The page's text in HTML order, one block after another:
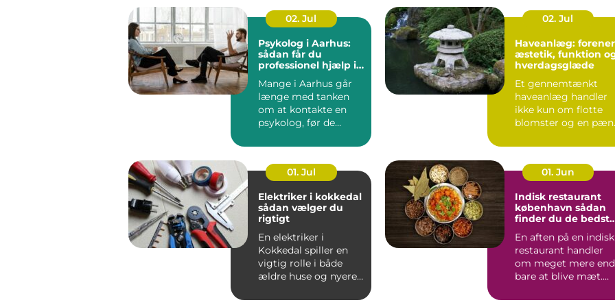
02. Jul
Psykolog i Aarhus:
sådan får du
professionel hjælp i
Mange i Aarhus går
længe med tanken
om at kontakte en
psykolog, før de
02. Jul
Haveanlæg: forener
æstetik, funktion
hverdagsglæde
Et gennemtænkt
haveanlæg handler
ikke kun om flotte
blomster og en pæn
01. Jul
Elektriker i kokkedal
sådan vælger du
rigtigt
En elektriker i
Kokkedal spiller en
vigtig rolle i både
ældre huse og nyere
Elinstallatione...
01. Jun
Indisk restaurant
københavn sådan
finder du de bedste
En aften på en indisk
restaurant handler
om meget mere end
bare at blive mæt.
...